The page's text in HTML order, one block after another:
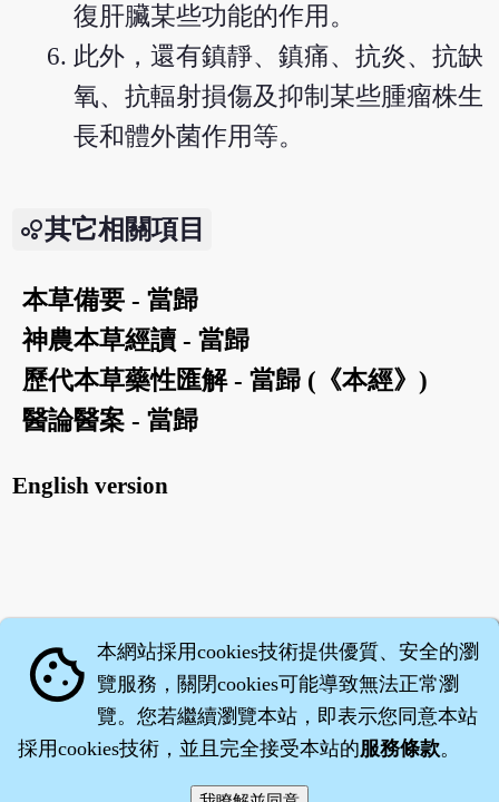
復肝臟某些功能的作用。
此外，還有鎮靜、鎮痛、抗炎、抗缺
氧、抗輻射損傷及抑制某些腫瘤株生
長和體外菌作用等。
其它相關項目
本草備要 - 當歸
神農本草經讀 - 當歸
歷代本草藥性匯解 - 當歸 (《本經》)
醫論醫案 - 當歸
English version
cookie 本網站採用cookies技術提供優質、安全的瀏
覽服務，關閉cookies可能導致無法正常瀏
覽。您若繼續瀏覽本站，即表示您同意本站
採用cookies技術，並且完全接受本站的服務條款。